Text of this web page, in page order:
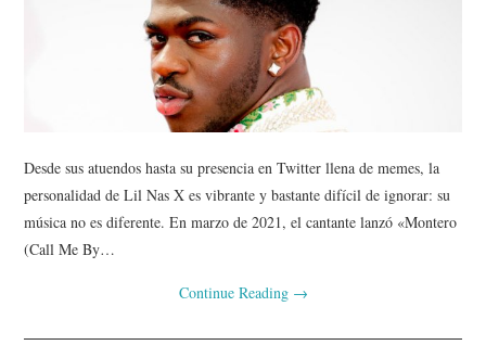
Desde sus atuendos hasta su presencia en Twitter llena de memes, la
personalidad de Lil Nas X es vibrante y bastante difícil de ignorar: su
música no es diferente. En marzo de 2021, el cantante lanzó «Montero
(Call Me By…
Continue Reading →